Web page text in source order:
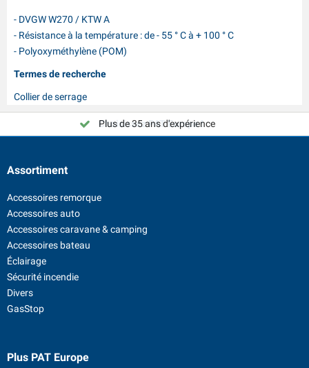
- DVGW W270 / KTW A
- Résistance à la température : de - 55 ° C à + 100 ° C
- Polyoxyméthylène (POM)
Termes de recherche
Collier de serrage
Choisissez PAT Europe !
Plus de 35 ans d'expérience
Assortiment
Accessoires remorque
Accessoires auto
Accessoires caravane & camping
Accessoires bateau
Éclairage
Sécurité incendie
Divers
GasStop
Plus PAT Europe